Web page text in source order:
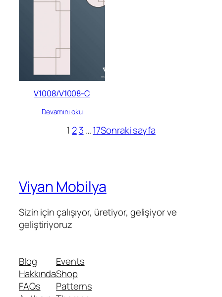
V1008/V1008-C
Devamını oku
1 23 …17Sonraki sayfa
Viyan Mobilya
Sizin için çalışıyor, üretiyor, gelişiyor ve
geliştiriyoruz
Blog
Hakkında
FAQs
Events
Shop
Patterns